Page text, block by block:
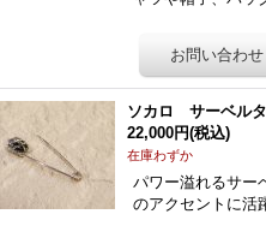
ソカロ サーベル
22,000円(税込)
在庫わずか
パワー溢れるサー
のアクセントに活